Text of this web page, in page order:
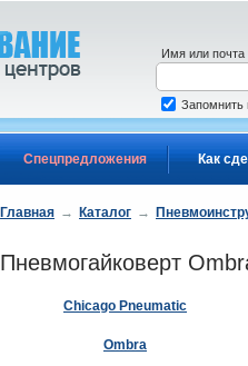
Спецпредложения Как
Имя или почта
Запомнить
Главная → Каталог →
Пневмогайковерт
Chicago Pneumatic
Ombra